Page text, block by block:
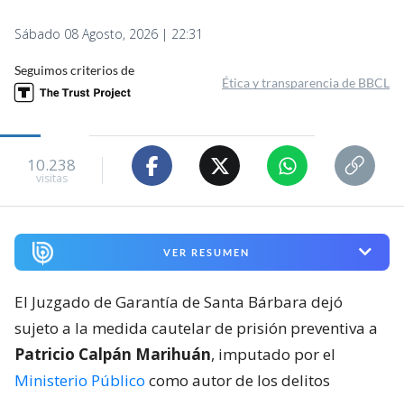
Sábado 08 Agosto, 2026 | 22:31
Seguimos criterios de
Ética y transparencia de BBCL
10.238
visitas
VER RESUMEN
El Juzgado de Garantía de Santa Bárbara dejó
sujeto a la medida cautelar de prisión preventiva a
Patricio Calpán Marihuán, imputado por el
Ministerio Público como autor de los delitos